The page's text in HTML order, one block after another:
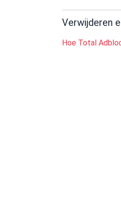
Verwijderen
Hoe Total